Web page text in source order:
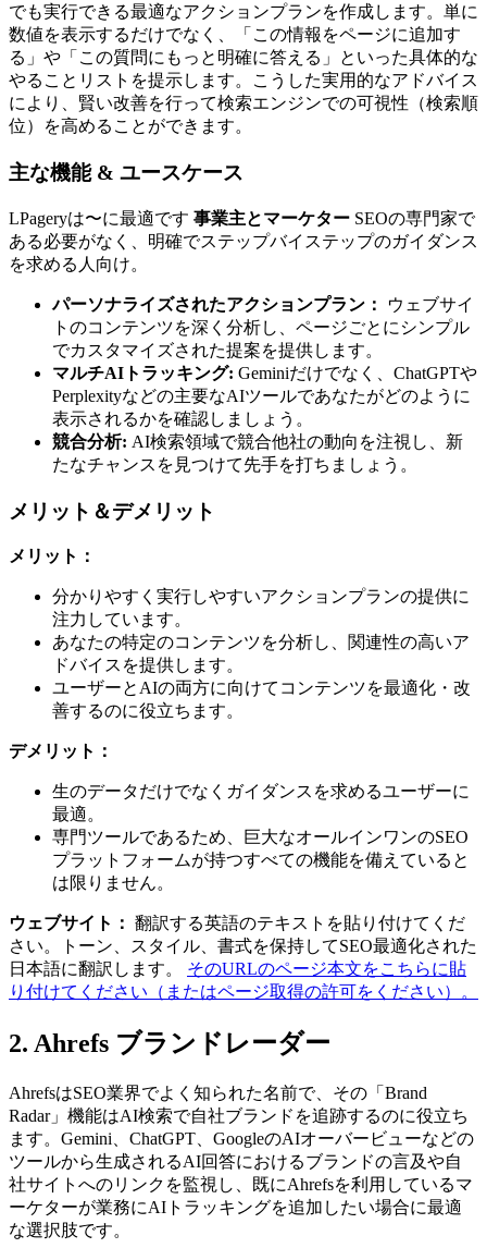
でも実行できる最適なアクションプランを作成します。単に
数値を表示するだけでなく、「この情報をページに追加す
る」や「この質問にもっと明確に答える」といった具体的な
やることリストを提示します。こうした実用的なアドバイス
により、賢い改善を行って検索エンジンでの可視性（検索順
位）を高めることができます。
主な機能 & ユースケース
LPageryは〜に最適です 事業主とマーケター SEOの専門家で
ある必要がなく、明確でステップバイステップのガイダンス
を求める人向け。
パーソナライズされたアクションプラン：
ウェブサイ
トのコンテンツを深く分析し、ページごとにシンプル
でカスタマイズされた提案を提供します。
マルチAIトラッキング: Geminiだけでなく、ChatGPTや
Perplexityなどの主要なAIツールであなたがどのように
表示されるかを確認しましょう。
競合分析: AI検索領域で競合他社の動向を注視し、新
たなチャンスを見つけて先手を打ちましょう。
メリット＆デメリット
メリット：
分かりやすく実行しやすいアクションプランの提供に
注力しています。
あなたの特定のコンテンツを分析し、関連性の高いア
ドバイスを提供します。
ユーザーとAIの両方に向けてコンテンツを最適化・改
善するのに役立ちます。
デメリット：
生のデータだけでなくガイダンスを求めるユーザーに
最適。
専門ツールであるため、巨大なオールインワンのSEO
プラットフォームが持つすべての機能を備えていると
は限りません。
ウェブサイト： 翻訳する英語のテキストを貼り付けてくだ
さい。トーン、スタイル、書式を保持してSEO最適化された
日本語に翻訳します。 そのURLのページ本文をこちらに貼
り付けてください（またはページ取得の許可をください）。
2. Ahrefs ブランドレーダー
AhrefsはSEO業界でよく知られた名前で、その「Brand
Radar」機能はAI検索で自社ブランドを追跡するのに役立ち
ます。Gemini、ChatGPT、GoogleのAIオーバービューなどの
ツールから生成されるAI回答におけるブランドの言及や自
社サイトへのリンクを監視し、既にAhrefsを利用しているマ
ーケターが業務にAIトラッキングを追加したい場合に最適
な選択肢です。